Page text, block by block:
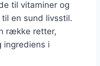
til vitaminer og
en sund livsstil.
række retter,
ingrediens i